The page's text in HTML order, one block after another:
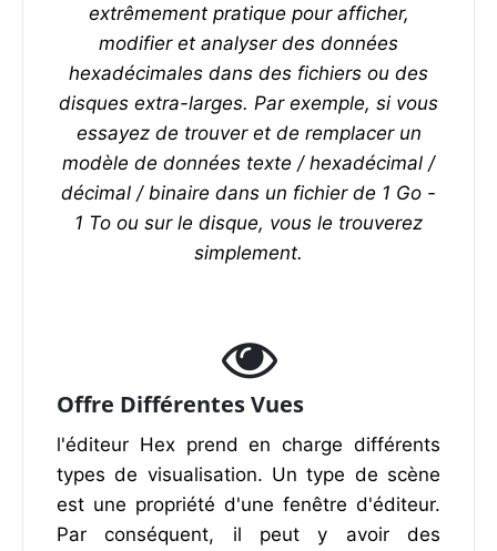
extrêmement pratique pour afficher,
modifier et analyser des données
hexadécimales dans des fichiers ou des
disques extra-larges. Par exemple, si vous
essayez de trouver et de remplacer un
modèle de données texte / hexadécimal /
décimal / binaire dans un fichier de 1 Go -
1 To ou sur le disque, vous le trouverez
simplement.
Offre Différentes Vues
l'éditeur Hex prend en charge différents
types de visualisation. Un type de scène
est une propriété d'une fenêtre d'éditeur.
Par conséquent, il peut y avoir des